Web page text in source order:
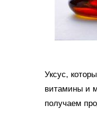
Уксус,
витамины и
получаем